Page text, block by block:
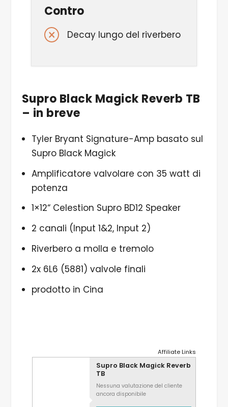
Contro
Decay lungo del riverbero
Supro Black Magick Reverb TB
– in breve
Tyler Bryant Signature-Amp basato sul
Supro Black Magick
Amplificatore valvolare con 35 watt di
potenza
1×12“ Celestion Supro BD12 Speaker
2 canali (Input 1&2, Input 2)
Riverbero a molla e tremolo
2x 6L6 (5881) valvole finali
prodotto in Cina
Affiliate Links
Supro Black Magick Reverb
TB
Nessuna valutazione del cliente
ancora disponibile